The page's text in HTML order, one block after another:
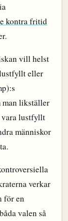
kontra fritid
vill helst
eller
likställer
vara lustfyllt
människor
verkar
för en
valen så